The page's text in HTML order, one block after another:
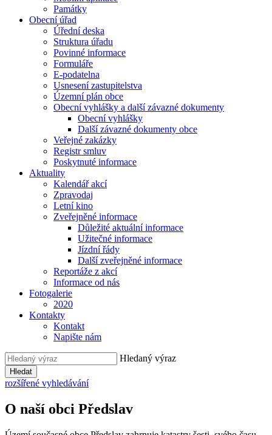
Památky
Obecní úřad
Úřední deska
Struktura úřadu
Povinné informace
Formuláře
E-podatelna
Usnesení zastupitelstva
Územní plán obce
Obecní vyhlášky a další závazné dokumenty
Obecní vyhlášky
Další závazné dokumenty obce
Veřejné zakázky
Registr smluv
Poskytnuté informace
Aktuality
Kalendář akcí
Zpravodaj
Letní kino
Zveřejněné informace
Důležité aktuální informace
Užitečné informace
Jízdní řády
Další zveřejněné informace
Reportáže z akcí
Informace od nás
Fotogalerie
2020
Kontakty
Kontakt
Napište nám
Hledaný výraz
Hledat
rozšířené vyhledávání
O naší obci Předslav